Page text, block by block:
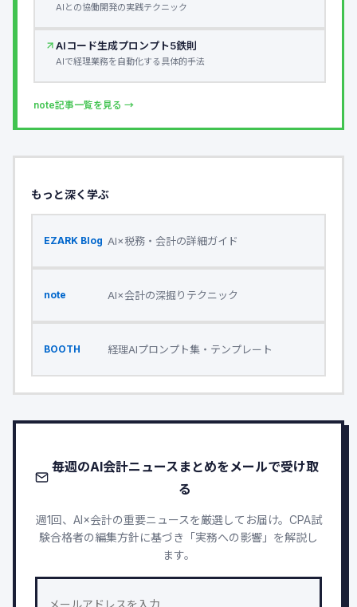
AIとの協働開発の実践テクニック
AIコード生成プロンプト5鉄則
AIで経理業務を自動化する具体的手法
note記事一覧を見る →
もっと深く学ぶ
EZARK Blog AI×税務・会計の詳細ガイド
note AI×会計の深掘りテクニック
BOOTH 経理AIプロンプト集・テンプレート
毎週のAI会計ニュースまとめをメールで受け取
る
週1回、AI×会計の重要ニュースを厳選してお届け。CPA試
験合格者の編集方針に基づき「実務への影響」を解説し
ます。